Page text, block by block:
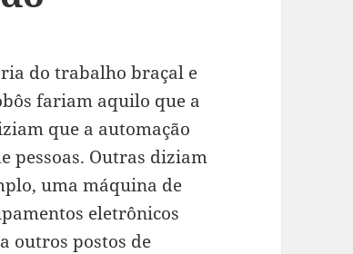
do trabalho braçal e
fariam aquilo que a
que a automação
pessoas. Outras diziam
uma máquina de
eletrônicos
outros postos de